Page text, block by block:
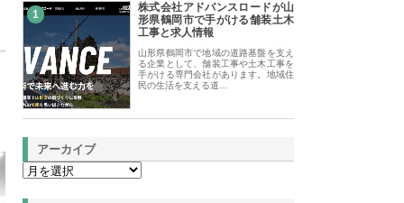
1
株式会社アドバンスロードが山
形県鶴岡市で手がける舗装土木
工事と求人情報
山形県鶴岡市で地域の道路基盤を支え
る企業として、舗装工事や土木工事を
手がける専門会社があります。地域住
民の生活を支える道…
アーカイブ